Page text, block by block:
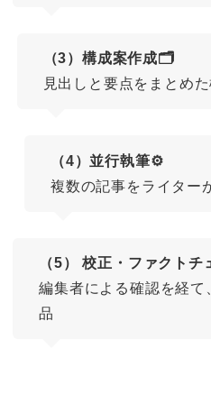
（3）構成案作成🗂️
見出しと要点をまとめ
（4）並行執筆⚙️
複数の記事をライター
（5） 校正・ファクトチ
編集者による確認を経
品